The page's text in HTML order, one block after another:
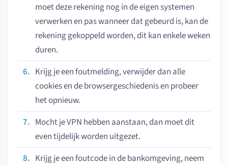
moet deze rekening nog in de eigen systemen
verwerken en pas wanneer dat gebeurd is, kan de
rekening gekoppeld worden, dit kan enkele weken
duren.
Krijg je een foutmelding, verwijder dan alle
cookies en de browsergeschiedenis en probeer
het opnieuw.
Mocht je VPN hebben aanstaan, dan moet dit
even tijdelijk worden uitgezet.
Krijg je een foutcode in de bankomgeving, neem